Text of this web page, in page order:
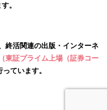
。
終活関連の出版・インターネ
東証プライム上場（証券コー
っています。